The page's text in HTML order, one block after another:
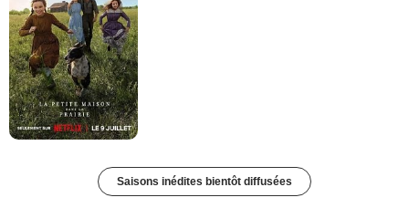
Saisons inédites bientôt diffusées